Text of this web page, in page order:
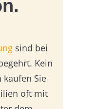
sind bei
Kein
Sie
oft mit